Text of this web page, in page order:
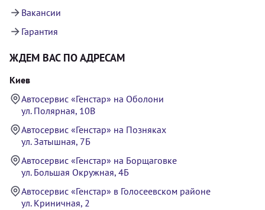
Вакансии
Гарантия
ЖДЕМ ВАС ПО АДРЕСАМ
Киев
Автосервис «Генстар» на Оболони
ул. Полярная, 10В
Автосервис «Генстар» на Позняках
ул. Затышная, 7Б
Автосервис «Генстар» на Борщаговке
ул. Большая Окружная, 4Б
Автосервис «Генстар» в Голосеевском районе
ул. Криничная, 2